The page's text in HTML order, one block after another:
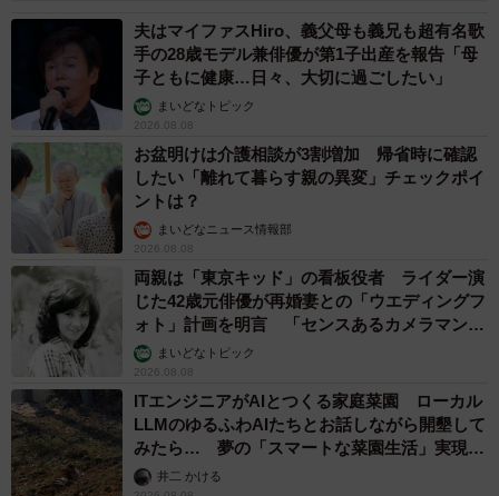
夫はマイファスHiro、義父母も義兄も超有名歌
手の28歳モデル兼俳優が第1子出産を報告「母
子ともに健康…日々、大切に過ごしたい」
まいどなトピック
2026.08.08
お盆明けは介護相談が3割増加 帰省時に確認
したい「離れて暮らす親の異変」チェックポイ
ントは？
まいどなニュース情報部
2026.08.08
両親は「東京キッド」の看板役者 ライダー演
じた42歳元俳優が再婚妻との「ウエディングフ
ォト」計画を明言 「センスあるカメラマン求
む」まいどなトピック
2026.08.08
ITエンジニアがAIとつくる家庭菜園 ローカル
LLMのゆるふわAIたちとお話しながら開墾して
みたら… 夢の「スマートな菜園生活」実現な
るか井二 かける